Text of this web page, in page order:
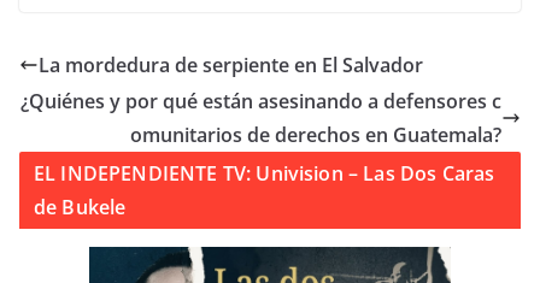
La mordedura de serpiente en El Salvador
¿Quiénes y por qué están asesinando a defensores c
omunitarios de derechos en Guatemala?
EL INDEPENDIENTE TV: Univision – Las Dos Caras
de Bukele